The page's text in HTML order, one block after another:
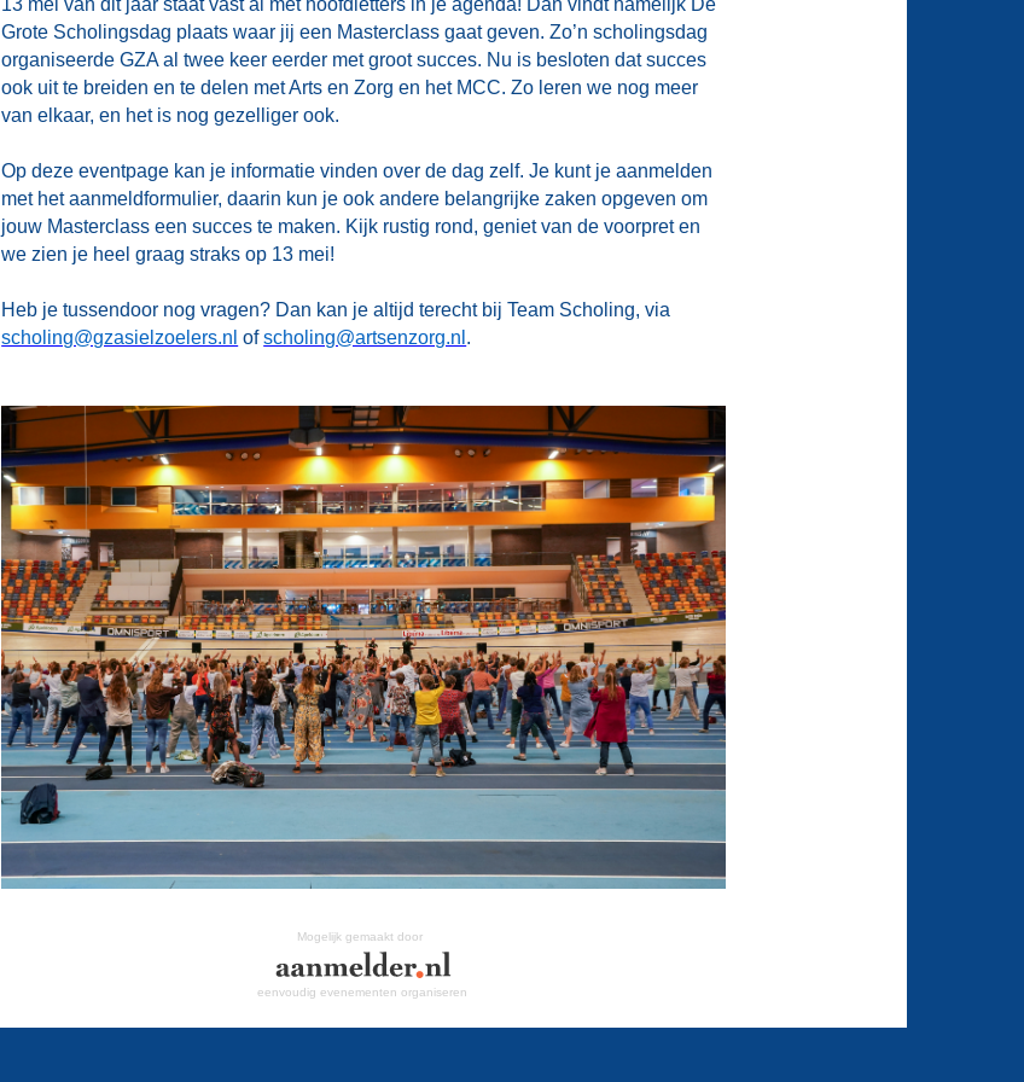
Grote Scholingsdag plaats waar jij een Masterclass gaat geven.Zo’n scholingsdag
organiseerde GZA al twee keer eerder met groot succes. Nu is besloten dat succes
ook uit te breiden en te delen met Arts en Zorg en het MCC. Zo leren we nog meer
van elkaar, en het is nog gezelliger ook.
Op deze eventpage kan je informatie vinden over de dag zelf. Je kunt je aanmelden
met het aanmeldformulier, daarin kun je ook andere belangrijke zaken opgeven om
jouw Masterclass een succes te maken. Kijk rustig rond, geniet van de voorpret en
we zien je heel graag straks op 13 mei!
Heb je tussendoor nog vragen? Dan kan je altijd terecht bij Team Scholing, via
scholing@gzasielzoelers.nl ofscholing@artsenzorg.nl .
Mogelijk gemaakt door
eenvoudig evenementen organiseren